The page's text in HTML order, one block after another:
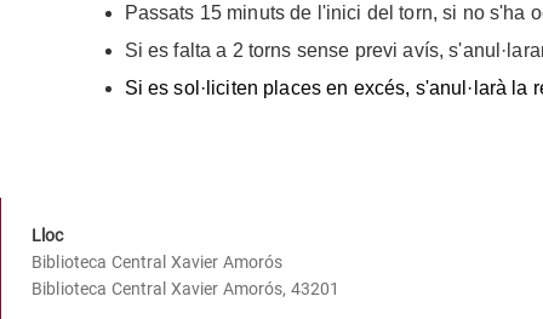
Passats 15 minuts de l'inici del torn, si no s'ha
Si es falta a 2 torns sense previ avís,
Si es sol·liciten places en excés, s'anul·larà
Lloc
Biblioteca Central Xavier Amorós
Biblioteca Central Xavier Amorós, 43201